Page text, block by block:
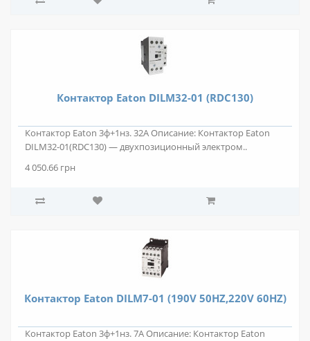
Контактор Eaton DILM32-01 (RDC130)
Контактор Eaton 3ф+1нз. 32А Описание: Контактор Eaton
DILM32-01(RDC130) — двухпозиционный электром..
4 050.66 грн
Контактор Eaton DILM7-01 (190V 50HZ,220V 60HZ)
Контактор Eaton 3ф+1нз. 7А Описание: Контактор Eaton